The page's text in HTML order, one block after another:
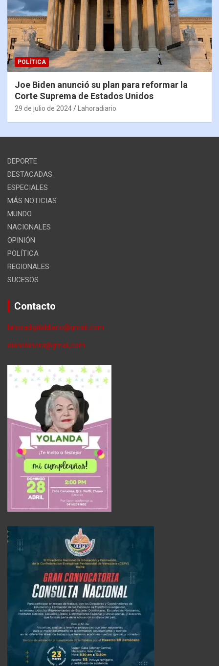
POLÍTICA
Joe Biden anunció su plan para reformar la
Corte Suprema de Estados Unidos
29 de julio de 2024 Lahoradiario
DEPORTE
DESTACADAS
ESPECIALES
MÁS NOTICIAS
MUNDO
NACIONALES
OPINIÓN
POLÍTICA
REGIONALES
SUCESOS
Contacto
lahoradigitaldiario@gmail.com
diariolahora@gmail,com